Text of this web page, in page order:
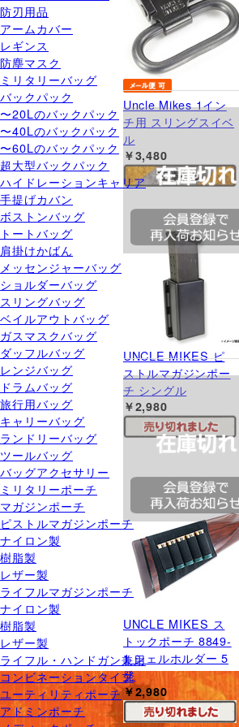
防刃用品
アームカバー
レギンス
防塵マスク
ミリタリーバッグ
バックパック
〜20Lのバックパック
〜40Lのバックパック
〜60Lのバックパック
超大型バックパック
ハイドレーションキャリア
手提げカバン
ボストンバッグ
トートバッグ
肩掛けかばん
メッセンジャーバッグ
ショルダーバッグ
スリングバッグ
ベイルアウトバッグ
ガスマスクバッグ
ダッフルバッグ
レンジバッグ
ドラムバッグ
旅行用バッグ
キャリーバッグ
ランドリーバッグ
ツールバッグ
バッグアクセサリー
ミリタリーポーチ
マガジンポーチ
ピストルマガジンポーチ
ナイロン製
樹脂製
レザー製
ライフルマガジンポーチ
ナイロン製
樹脂製
レザー製
ライフル・ハンドガン兼用
コンビネーションタイプ
ユーティリティポーチ
アドミンポーチ
Uncle Mikes 1イン
チ用 スリングスイベ
ル
￥3,480
UNCLE MIKES ピ
ストルマガジンポー
チ シングル
￥2,980
UNCLE MIKES ス
トックポーチ 8849-
1 シェルホルダー 5
発
￥2,980